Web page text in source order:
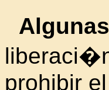
prohibir